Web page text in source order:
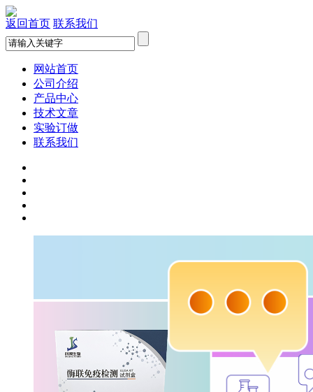
返回首页 联系我们
网站首页
公司介绍
产品中心
技术文章
实验订做
联系我们